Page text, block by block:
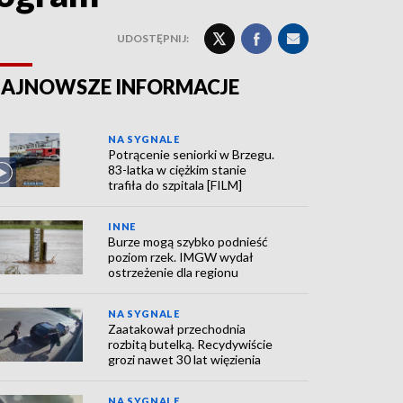
UDOSTĘPNIJ:
INFORMACJE
NA SYGNALE
Potrącenie seniorki w Brzegu.
83-latka w ciężkim stanie
trafiła do szpitala [FILM]
INNE
Burze mogą szybko podnieść
poziom rzek. IMGW wydał
ostrzeżenie dla regionu
NA SYGNALE
Zaatakował przechodnia
rozbitą butelką. Recydywiście
grozi nawet 30 lat więzienia